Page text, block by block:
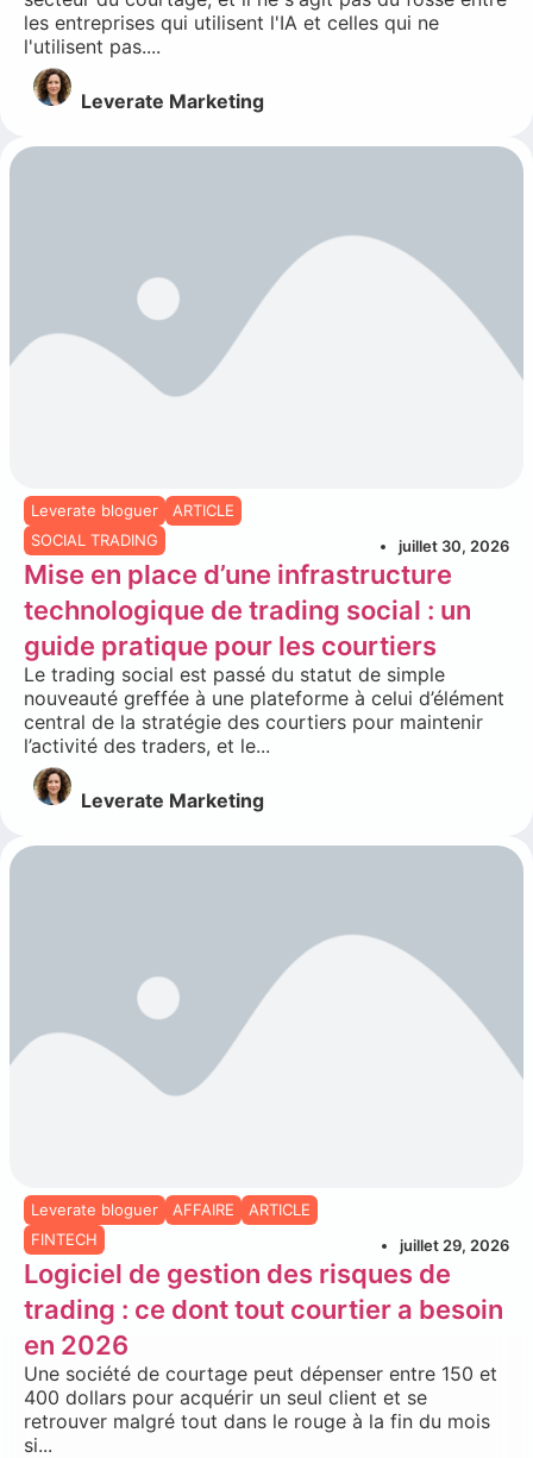
les entreprises qui utilisent l'IA et celles qui ne
l'utilisent pas....
Leverate Marketing
Leverate bloguer
ARTICLE
SOCIAL TRADING
juillet 30, 2026
Mise en place d’une infrastructure
technologique de trading social : un
guide pratique pour les courtiers
Le trading social est passé du statut de simple
nouveauté greffée à une plateforme à celui d’élément
central de la stratégie des courtiers pour maintenir
l’activité des traders, et le...
Leverate Marketing
Leverate bloguer AFFAIRE
ARTICLE
FINTECH
juillet 29, 2026
Logiciel de gestion des risques de
trading : ce dont tout courtier a besoin
en 2026
Une société de courtage peut dépenser entre 150 et
400 dollars pour acquérir un seul client et se
retrouver malgré tout dans le rouge à la fin du mois
si...